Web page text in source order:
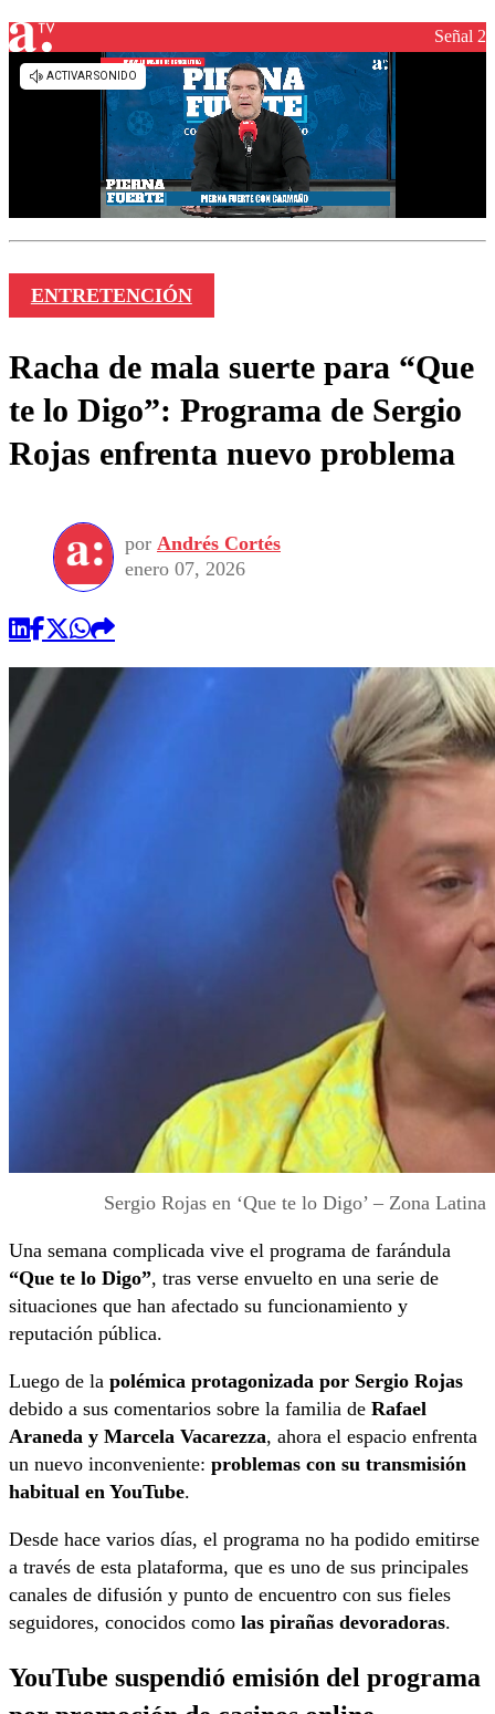
Señal 2
ENTRETENCIÓN
Racha de mala suerte para “Que
te lo Digo”: Programa de Sergio
Rojas enfrenta nuevo problema
por Andrés Cortés
enero 07, 2026
Sergio Rojas en ‘Que te lo Digo’ – Zona Latina
Una semana complicada vive el programa de farándula
“Que te lo Digo”, tras verse envuelto en una serie de
situaciones que han afectado su funcionamiento y
reputación pública.
Luego de la polémica protagonizada por Sergio Rojas
debido a sus comentarios sobre la familia de Rafael
Araneda y Marcela Vacarezza, ahora el espacio enfrenta
un nuevo inconveniente: problemas con su transmisión
habitual en YouTube.
Desde hace varios días, el programa no ha podido emitirse
a través de esta plataforma, que es uno de sus principales
canales de difusión y punto de encuentro con sus fieles
seguidores, conocidos como las pirañas devoradoras.
YouTube suspendió emisión del programa